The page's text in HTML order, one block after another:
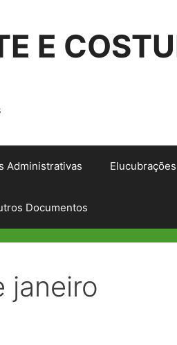
E
Administrativas Elucubrações
Documentos
janeiro